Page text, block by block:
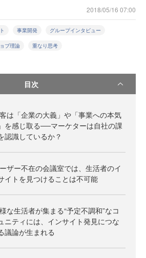
2018/05/16 07:00
事業開発 グループインタビュー
ブ理論 重なり思考
目次
は「企業の大義」や「事業への本気
を感じ取る──マーケターは自社の課
認識しているか？
ザー不在の会議室では、生活者のイ
イトを見つけることは不可能
な生活者が集まる“予定不調和”なコ
ニティには、インサイト発見につな
議論が生まれる